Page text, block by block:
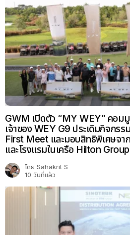
GWM เปิดตัว “MY WEY” คอม
เจ้าของ WEY G9 ประเดิมกิจกร
First Meet และมอบสิทธิพิเศษจา
และโรงแรมในเครือ Hilton Group
โดย Sahakrit S
10 วันที่แล้ว